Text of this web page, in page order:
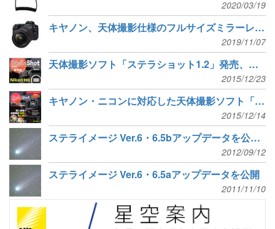
2020/03/19
キヤノン、天体撮影仕様のフルサイズミラーレス「EOS Ra」発表
2019/11/07
天体撮影ソフト「ステラショット1.2」発売、ニコンカメラに対応
2015/12/23
キヤノン・ニコンに対応した天体撮影ソフト「ステラショット1.2」12月23日発売
2015/12/14
ステライメージ Ver.6・6.5bアップデータを公開 キヤノン EOS Kiss X6i、ニコン D800などに対応
2012/09/12
ステライメージ Ver.6・6.5aアップデータを公開
2011/11/10